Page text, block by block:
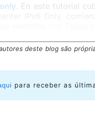
. En este tutorial
deste blog são
para receber as